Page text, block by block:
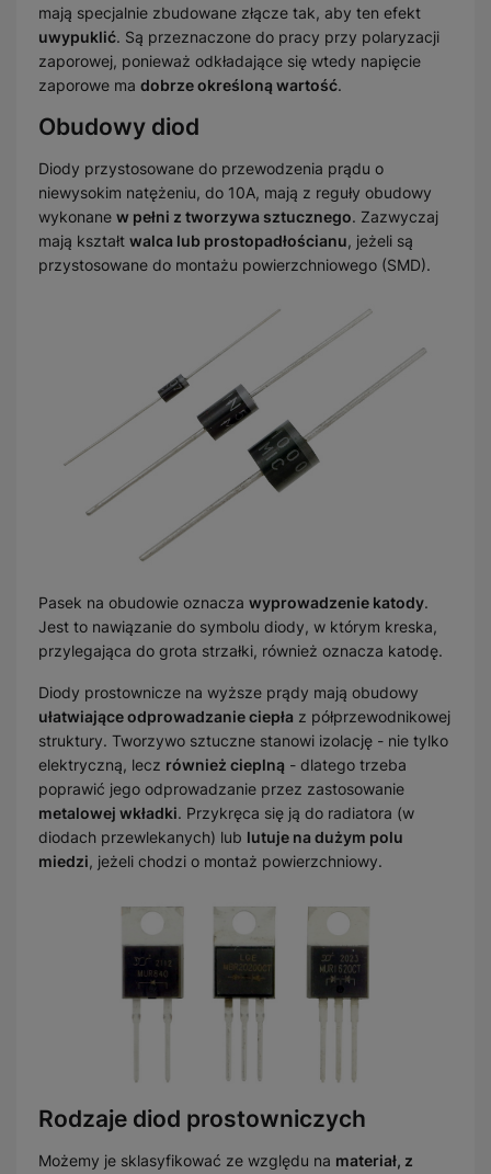
mają specjalnie zbudowane złącze tak, aby ten efekt
uwypuklić. Są przeznaczone do pracy przy polaryzacji
zaporowej, ponieważ odkładające się wtedy napięcie
zaporowe ma dobrze określoną wartość.
Obudowy diod
Diody przystosowane do przewodzenia prądu o
niewysokim natężeniu, do 10A, mają z reguły obudowy
wykonane w pełni z tworzywa sztucznego. Zazwyczaj
mają kształt walca lub prostopadłościanu, jeżeli są
przystosowane do montażu powierzchniowego (SMD).
Pasek na obudowie oznacza wyprowadzenie katody.
Jest to nawiązanie do symbolu diody, w którym kreska,
przylegająca do grota strzałki, również oznacza katodę.
Diody prostownicze na wyższe prądy mają obudowy
ułatwiające odprowadzanie ciepła z półprzewodnikowej
struktury. Tworzywo sztuczne stanowi izolację - nie tylko
elektryczną, lecz również cieplną - dlatego trzeba
poprawić jego odprowadzanie przez zastosowanie
metalowej wkładki. Przykręca się ją do radiatora (w
diodach przewlekanych) lub lutuje na dużym polu
miedzi, jeżeli chodzi o montaż powierzchniowy.
Rodzaje diod prostowniczych
Możemy je sklasyfikować ze względu na materiał, z